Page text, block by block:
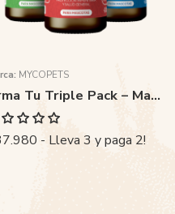
MYCOPETS
Arma Tu Triple Pack – Mascotas
- Lleva 3 y paga 2!